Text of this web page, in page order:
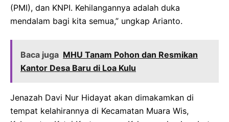
(PMI), dan KNPI. Kehilangannya adalah duka
mendalam bagi kita semua,” ungkap Arianto.
Baca juga MHU Tanam Pohon dan Resmikan
Kantor Desa Baru di Loa Kulu
Jenazah Davi Nur Hidayat akan dimakamkan di
tempat kelahirannya di Kecamatan Muara Wis,